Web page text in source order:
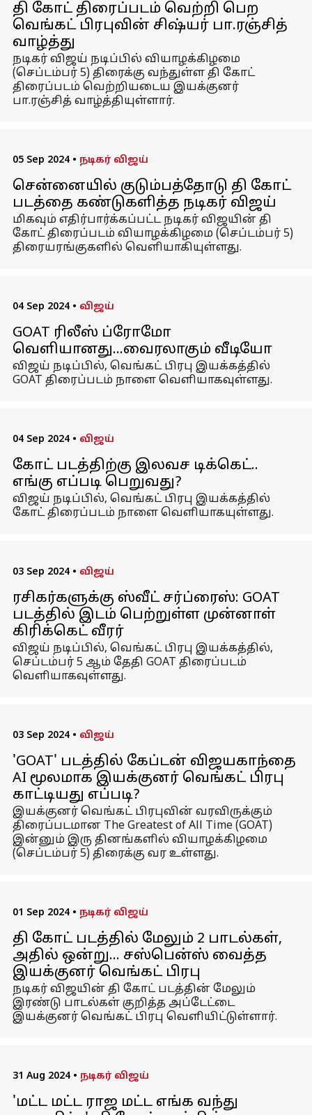
தி கோட் திரைப்படம் வெற்றி பெற
வெங்கட் பிரபுவின் சிஷ்யர் பா.ரஞ்சித்
வாழ்த்து
நடிகர் விஜய் நடிப்பில் வியாழக்கிழமை
(செப்டம்பர் 5) திரைக்கு வந்துள்ள தி கோட்
திரைப்படம் வெற்றியடைய இயக்குனர்
பா.ரஞ்சித் வாழ்த்தியுள்ளார்.
05 Sep 2024 • நடிகர் விஜய்
சென்னையில் குடும்பத்தோடு தி கோட்
படத்தை கண்டுகளித்த நடிகர் விஜய்
மிகவும் எதிர்பார்க்கப்பட்ட நடிகர் விஜயின் தி
கோட் திரைப்படம் வியாழக்கிழமை (செப்டம்பர் 5)
திரையரங்குகளில் வெளியாகியுள்ளது.
04 Sep 2024 • விஜய்
GOAT ரிலீஸ் ப்ரோமோ
வெளியானது...வைரலாகும் வீடியோ
விஜய் நடிப்பில், வெங்கட் பிரபு இயக்கத்தில்
GOAT திரைப்படம் நாளை வெளியாகவுள்ளது.
04 Sep 2024 • விஜய்
கோட் படத்திற்கு இலவச டிக்கெட்..
எங்கு எப்படி பெறுவது?
விஜய் நடிப்பில், வெங்கட் பிரபு இயக்கத்தில்
கோட் திரைப்படம் நாளை வெளியாகயுள்ளது.
03 Sep 2024 • விஜய்
ரசிகர்களுக்கு ஸ்வீட் சர்ப்ரைஸ்: GOAT
படத்தில் இடம் பெற்றுள்ள முன்னாள்
கிரிக்கெட் வீரர்
விஜய் நடிப்பில், வெங்கட் பிரபு இயக்கத்தில்,
செப்டம்பர் 5 ஆம் தேதி GOAT திரைப்படம்
வெளியாகவுள்ளது.
03 Sep 2024 • விஜய்
'GOAT' படத்தில் கேப்டன் விஜயகாந்தை
AI மூலமாக இயக்குனர் வெங்கட் பிரபு
காட்டியது எப்படி?
இயக்குனர் வெங்கட் பிரபுவின் வரவிருக்கும்
திரைப்படமான The Greatest of All Time (GOAT)
இன்னும் இரு தினங்களில் வியாழக்கிழமை
(செப்டம்பர் 5) திரைக்கு வர உள்ளது.
01 Sep 2024 • நடிகர் விஜய்
தி கோட் படத்தில் மேலும் 2 பாடல்கள்,
அதில் ஒன்று... சஸ்பென்ஸ் வைத்த
இயக்குனர் வெங்கட் பிரபு
நடிகர் விஜயின் தி கோட் படத்தின் மேலும்
இரண்டு பாடல்கள் குறித்த அப்டேட்டை
இயக்குனர் வெங்கட் பிரபு வெளியிட்டுள்ளார்.
31 Aug 2024 • நடிகர் விஜய்
'மட்ட மட்ட ராஜ மட்ட எங்க வந்து